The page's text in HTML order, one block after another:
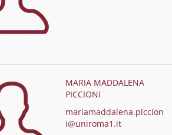
MARIA MADDALENA
PICCIONI
mariamaddalena.piccion
i@uniroma1.it